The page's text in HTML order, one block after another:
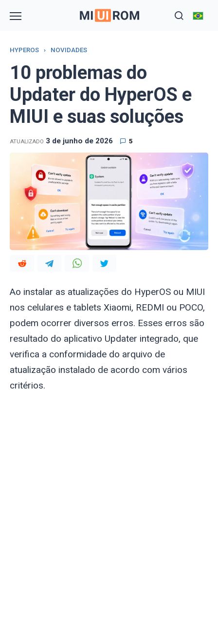
HYPEROS › NOVIDADES
10 problemas do
Updater do HyperOS e
MIUI e suas soluções
ATUALIZADO 3 de junho de 2026 5
Ao instalar as atualizações do HyperOS ou MIUI
nos celulares e tablets Xiaomi, REDMI ou POCO,
podem ocorrer diversos erros. Esses erros são
resultado do aplicativo Updater integrado, que
verifica a conformidade do arquivo de
atualização instalado de acordo com vários
critérios.